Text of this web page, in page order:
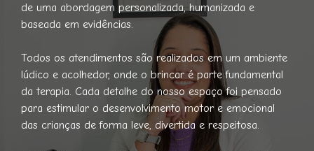
de uma abordagem personalizada, humanizada e
baseada em evidências.
Todos os atendimentos são realizados em um ambiente
lúdico e acolhedor, onde o brincar é parte fundamental
da terapia. Cada detalhe do nosso espaço foi pensado
para estimular o desenvolvimento motor e emocional
das crianças de forma leve, divertida e respeitosa.